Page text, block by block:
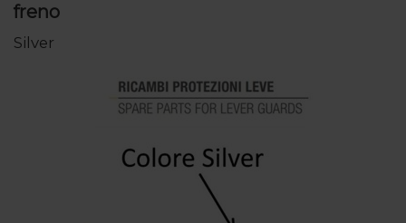
freno
Silver